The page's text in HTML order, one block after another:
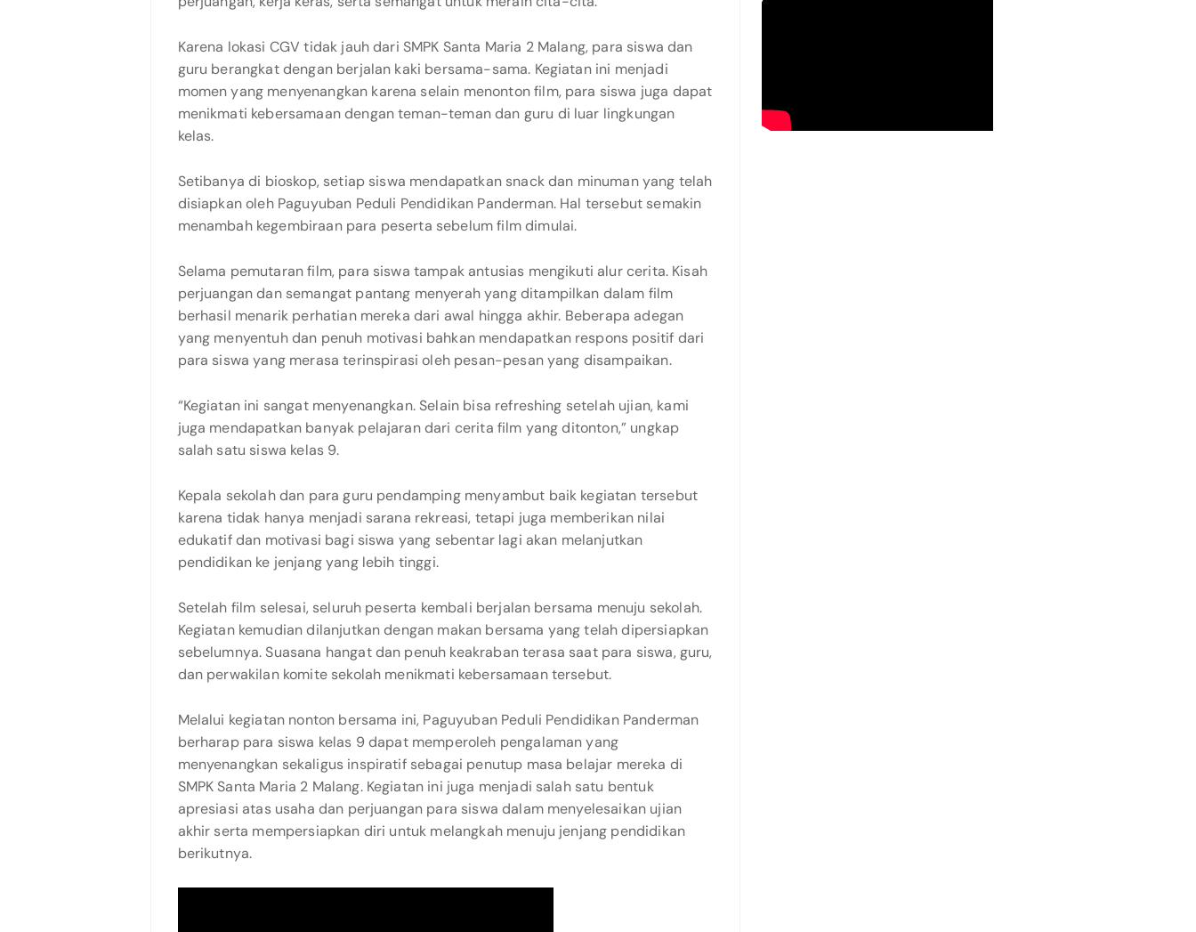
Karena lokasi CGV tidak jauh dari SMPK Santa Maria 2 Malang, para siswa dan
guru berangkat dengan berjalan kaki bersama-sama. Kegiatan ini menjadi
momen yang menyenangkan karena selain menonton film, para siswa juga dapat
menikmati kebersamaan dengan teman-teman dan guru di luar lingkungan
kelas.
Setibanya di bioskop, setiap siswa mendapatkan snack dan minuman yang telah
disiapkan oleh Paguyuban Peduli Pendidikan Panderman. Hal tersebut semakin
menambah kegembiraan para peserta sebelum film dimulai.
Selama pemutaran film, para siswa tampak antusias mengikuti alur cerita. Kisah
perjuangan dan semangat pantang menyerah yang ditampilkan dalam film
berhasil menarik perhatian mereka dari awal hingga akhir. Beberapa adegan
yang menyentuh dan penuh motivasi bahkan mendapatkan respons positif dari
para siswa yang merasa terinspirasi oleh pesan-pesan yang disampaikan.
“Kegiatan ini sangat menyenangkan. Selain bisa refreshing setelah ujian, kami
juga mendapatkan banyak pelajaran dari cerita film yang ditonton,” ungkap
salah satu siswa kelas 9.
Kepala sekolah dan para guru pendamping menyambut baik kegiatan tersebut
karena tidak hanya menjadi sarana rekreasi, tetapi juga memberikan nilai
edukatif dan motivasi bagi siswa yang sebentar lagi akan melanjutkan
pendidikan ke jenjang yang lebih tinggi.
Setelah film selesai, seluruh peserta kembali berjalan bersama menuju sekolah.
Kegiatan kemudian dilanjutkan dengan makan bersama yang telah dipersiapkan
sebelumnya. Suasana hangat dan penuh keakraban terasa saat para siswa, guru,
dan perwakilan komite sekolah menikmati kebersamaan tersebut.
Melalui kegiatan nonton bersama ini, Paguyuban Peduli Pendidikan Panderman
berharap para siswa kelas 9 dapat memperoleh pengalaman yang
menyenangkan sekaligus inspiratif sebagai penutup masa belajar mereka di
SMPK Santa Maria 2 Malang. Kegiatan ini juga menjadi salah satu bentuk
apresiasi atas usaha dan perjuangan para siswa dalam menyelesaikan ujian
akhir serta mempersiapkan diri untuk melangkah menuju jenjang pendidikan
berikutnya.